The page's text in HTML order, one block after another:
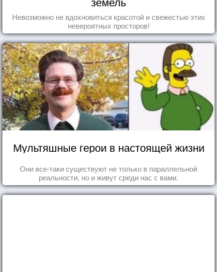
Невозможно не вдохновиться красотой и свежестью этих
невероятных просторов!
Мультяшные герои в настоящей жизни
Они все-таки существуют не только в параллельной
реальности, но и живут среди нас с вами.